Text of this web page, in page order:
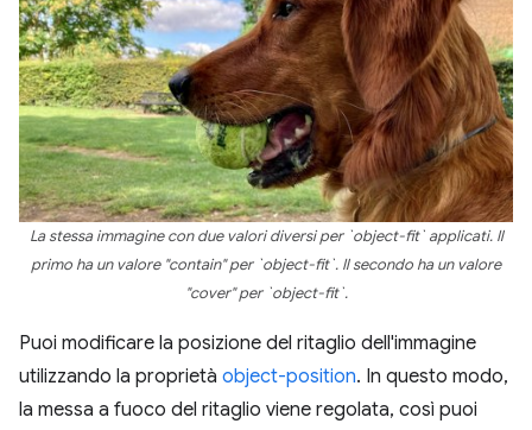
La stessa immagine con due valori diversi per `object-fit` applicati. Il
primo ha un valore "contain" per `object-fit`. Il secondo ha un valore
"cover" per `object-fit`.
Puoi modificare la posizione del ritaglio dell'immagine
utilizzando la proprietà object-position. In questo modo,
la messa a fuoco del ritaglio viene regolata, così puoi